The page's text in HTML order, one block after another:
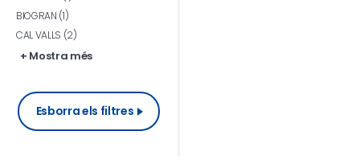
BIOGRAN (1)
CAL VALLS (2)
+ Mostra més
Esborra els filtres